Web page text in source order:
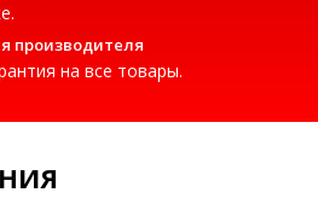
производителя
на все товары.